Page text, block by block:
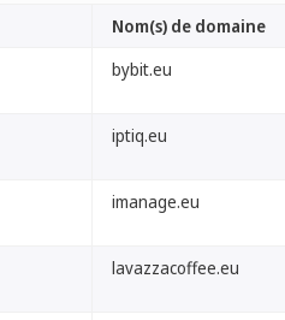
Nom(s) de domaine
bybit.eu
iptiq.eu
imanage.eu
lavazzacoffee.eu